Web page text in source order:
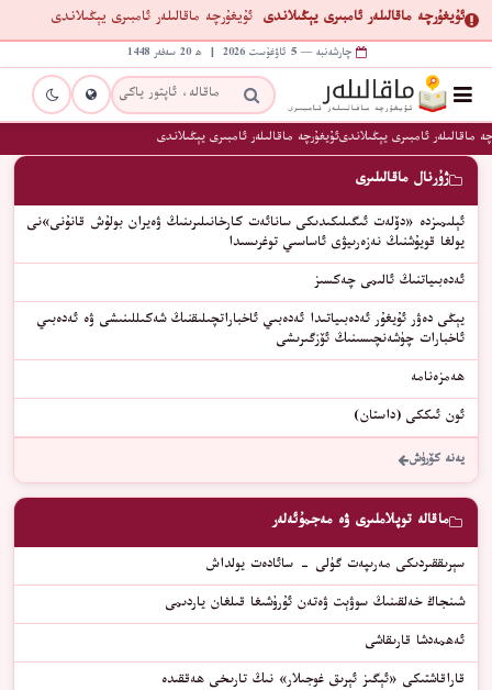
ئۇيغۇرچە ماقالىلەر ئامبىرى يېڭىلاندى ئۇيغۇرچە ماقالىلەر ئامبىرى يېڭىلاندى
چارشەنبە — 5 ئاۋغۇست 2026 | ھ 20 سەفەر 1448
ماقالىلەر ئامبىرى يېڭىلاندىئۇيغۇرچە ماقالىلەر ئامبىرى يېڭىلاندى
ژۇرنال ماقالىلىرى
ئېلىمىزدە «دۆلەت ئىگىلىكىدىكى سانائەت كارخانىلىرىنىڭ ۋەيران بولۇش قانۇنى»نى
يولغا قويۇشنىڭ نەزەرىيۋى ئاساسىي توغرىسىدا
ئەدەبىياتنىڭ ئالىمى چەكسىز
يېڭى دەۋر ئۇيغۇر ئەدەبىياتىدا ئەدەبىي ئاخباراتچىلىقنىڭ شەكىللىنىشى ۋە ئەدەبىي
ئاخبارات چۈشەنچىسىنىڭ ئۆزگىرىشى
ھەمزەنامە
ئون ئىككى (داستان)
يەنە كۆرۈش
ماقالە توپلاملىرى ۋە مەجمۇئەلەر
سېرىققىردىكى مەرىپەت گۈلى - سائادەت يولداش
شىنجاڭ خەلقىنىڭ سوۋېت ۋەتەن ئۇرۇشىغا قىلغان ياردىمى
ئەھمەدشا قارىقاشى
قاراقاشتىكى «ئېگىز ئېرىق غوجىلار» نىڭ تارىخى ھەققىدە